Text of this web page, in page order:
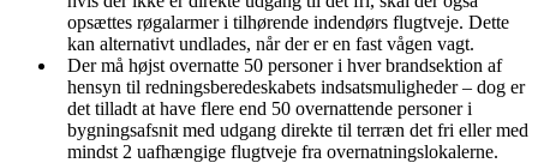
opsættes røgalarmer i tilhørende indendørs flugtveje. Dette
kan alternativt undlades, når der er en fast vågen vagt.
Der må højst overnatte 50 personer i hver brandsektion af
hensyn til redningsberedeskabets indsatsmuligheder – dog er
det tilladt at have flere end 50 overnattende personer i
bygningsafsnit med udgang direkte til terræn det fri eller med
mindst 2 uafhængige flugtveje fra overnatningslokalerne.